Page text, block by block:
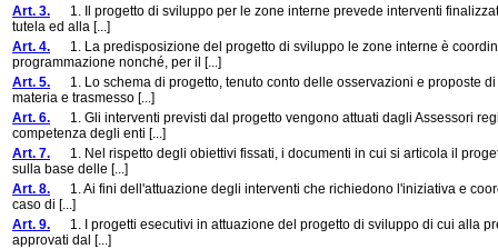
Art. 3. 1. Il progetto di sviluppo per le zone interne prevede interventi
tutela ed alla [...]
Art. 4. 1. La predisposizione del progetto di sviluppo le zone interne è
programmazione nonché, per il [...]
Art. 5. 1. Lo schema di progetto, tenuto conto delle osservazioni e proposte
materia e trasmesso [...]
Art. 6. 1. Gli interventi previsti dal progetto vengono attuati dagli Assessori
competenza degli enti [...]
Art. 7. 1. Nel rispetto degli obiettivi fissati, i documenti in cui si articola il
sulla base delle [...]
Art. 8. 1. Ai fini dell'attuazione degli interventi che richiedono l'iniziativa e
caso di [...]
Art. 9. 1. I progetti esecutivi in attuazione del progetto di sviluppo di cui alla
approvati dal [...]